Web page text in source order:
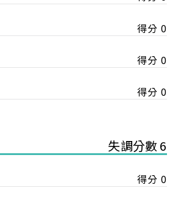
得分 0
得分 0
得分 0
失調分數 6
得分 0